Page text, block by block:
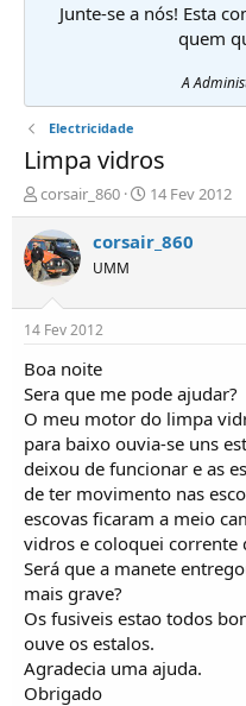
Junte-se a nós! Esta
quem
A
Electricidade
Limpa vidros
I
n
i
c
i
d
o
r
e
T
ó
p
i
c
o
s
corsair_860
D
a
t
a
i
o
14 Fev 2012
corsair_860
UMM
14 Fev 2012
Boa noite
Sera que me pode ajudar?
O meu motor do limpa
para baixo ouvia-se uns
deixou de funcionar e as
de ter movimento nas
escovas ficaram a meio
vidros e coloquei corrente
Será que a manete
mais grave?
Os fusiveis estao todos
ouve os estalos.
Agradecia uma ajuda.
Obrigado